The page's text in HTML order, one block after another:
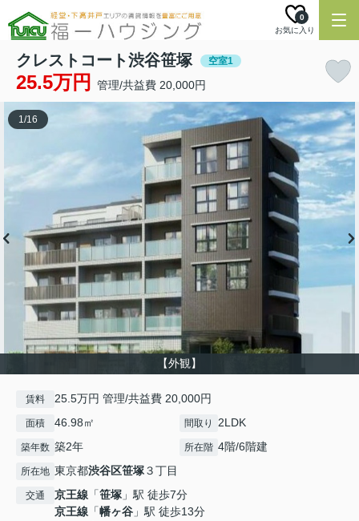
お気に入り
0
クレストコート渋谷笹塚 空室1
25.5万円 管理/共益費 20,000円
【外観】
1/16
賃料 25.5万円 管理/共益費 20,000円
面積 46.98㎡ 間取り 2LDK
築年数 築2年 所在階 4階/6階建
所在地 東京都渋谷区笹塚３丁目
交通 京王線 「笹塚 」駅 徒歩7分
京王線 「幡ヶ谷 」駅 徒歩13分